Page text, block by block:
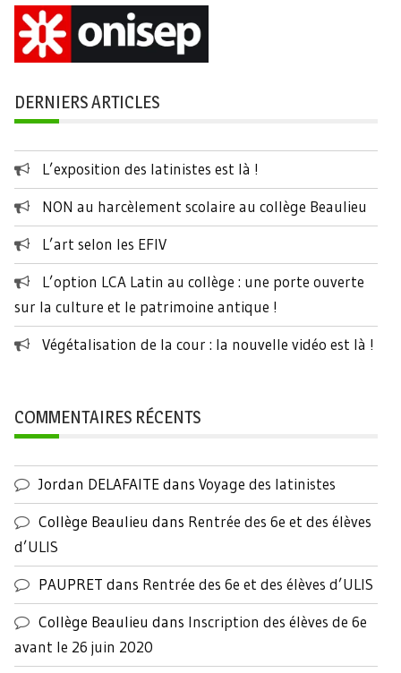
DERNIERS ARTICLES
L’exposition des latinistes est là !
NON au harcèlement scolaire au collège Beaulieu
L’art selon les EFIV
L’option LCA Latin au collège : une porte ouverte
sur la culture et le patrimoine antique !
Végétalisation de la cour : la nouvelle vidéo est là !
COMMENTAIRES RÉCENTS
Jordan DELAFAITEdans Voyage des latinistes
Collège Beaulieu dans Rentrée des 6e et des élèves
d’ULIS
PAUPRET dans Rentrée des 6e et des élèves d’ULIS
Collège Beaulieu dans Inscription des élèves de 6e
avant le 26 juin 2020